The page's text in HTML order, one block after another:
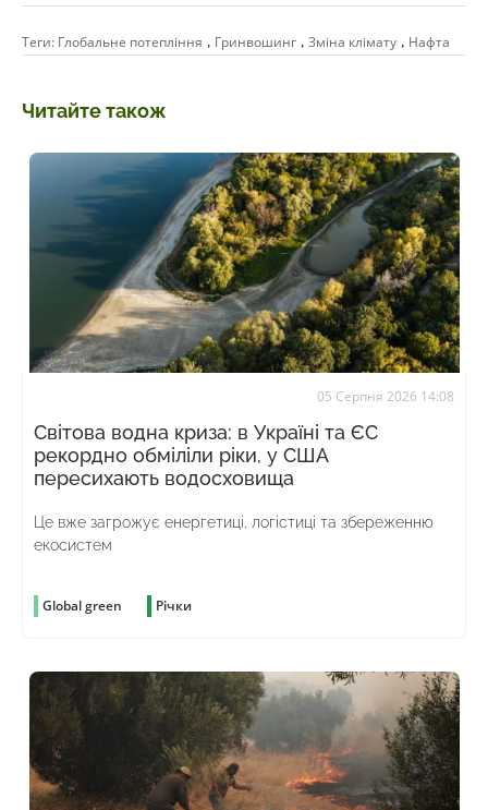
Теги: Глобальне потепління , Гринвошинг , Зміна клімату , Нафта
Читайте також
05 Серпня 2026 14:08
Світова водна криза: в Україні та ЄС
рекордно обміліли ріки, у США
пересихають водосховища
Це вже загрожує енергетиці, логістиці та збереженню
екосистем
Global green Річки